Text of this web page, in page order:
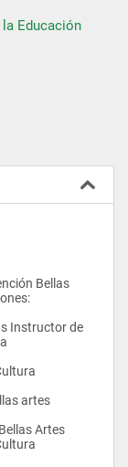
Educación
artes
Artes